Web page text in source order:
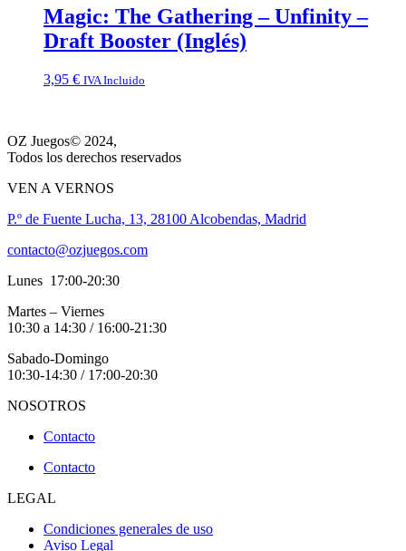
Magic: The Gathering – Unfinity –
Draft Booster (Inglés)
3,95 € IVA Incluido
OZ Juegos© 2024,
Todos los derechos reservados
VEN A VERNOS
P.º de Fuente Lucha, 13, 28100 Alcobendas, Madrid
contacto@ozjuegos.com
Lunes 17:00-20:30
Martes – Viernes
10:30 a 14:30 / 16:00-21:30
Sabado-Domingo
10:30-14:30 / 17:00-20:30
NOSOTROS
Contacto
Contacto
LEGAL
Condiciones generales de uso
Aviso Legal